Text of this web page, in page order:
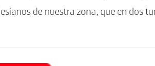
de nuestra zona, que en dos